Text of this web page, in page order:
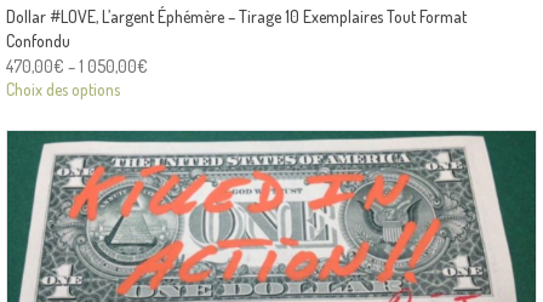
Dollar #LOVE, L’argent Éphémère – Tirage 10 Exemplaires Tout Format
Confondu
470,00€ –1 050,00€
Choix des options